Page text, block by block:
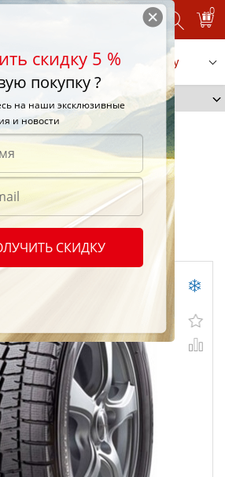
0
Заказать услугу
Maxx WM01 255/40 R19 96T
Dunlop
WM01
96T
скидку 5 %
покупку ?
на наши эксклюзивные
и новости
СКИДКУ